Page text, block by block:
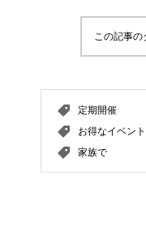
この記事
定期開催
お得なイベント
家族で